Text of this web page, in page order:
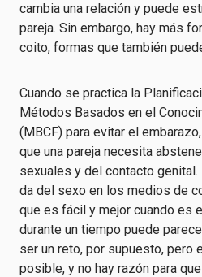
cambia una relación y puede
pareja. Sin embargo, hay más
coito, formas que también
Cuando se practica la
Métodos Basados en el
(MBCF) para evitar el
que una pareja necesita
sexuales y del contacto genital.
da del sexo en los medios de
que es fácil y mejor cuando es
durante un tiempo puede
ser un reto, por supuesto, pero
posible, y no hay razón para